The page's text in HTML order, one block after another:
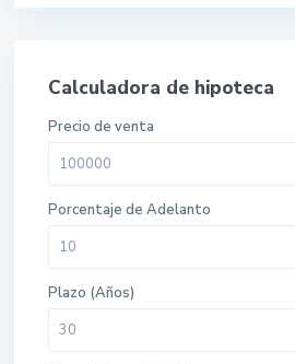
Calculadora de hipoteca
Precio de venta
Porcentaje de Adelanto
Plazo (Años)